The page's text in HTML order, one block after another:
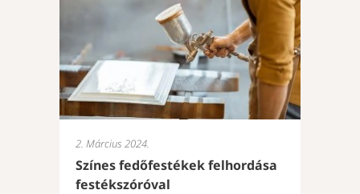
2. Március 2024.
Színes fedőfestékek felhordása
festékszóróval